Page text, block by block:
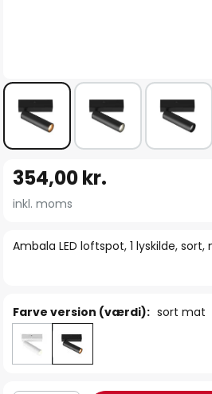
starten
billedgalleriet
Ambala LED loftspot, 1 lyskilde,
354,00 kr.
inkl. moms
Farve version (værdi): sort mat